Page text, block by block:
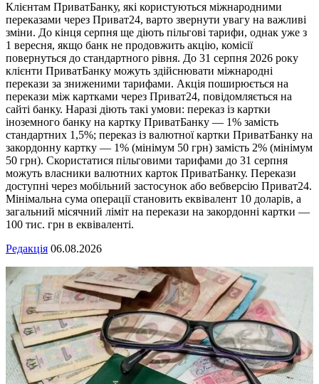
Клієнтам ПриватБанку, які користуються міжнародними
переказами через Приват24, варто звернути увагу на важливі
зміни. До кінця серпня ще діють пільгові тарифи, однак уже з
1 вересня, якщо банк не продовжить акцію, комісії
повернуться до стандартного рівня. До 31 серпня 2026 року
клієнти ПриватБанку можуть здійснювати міжнародні
перекази за зниженими тарифами. Акція поширюється на
перекази між картками через Приват24, повідомляється на
сайті банку. Наразі діють такі умови: переказ із картки
іноземного банку на картку ПриватБанку — 1% замість
стандартних 1,5%; переказ із валютної картки ПриватБанку на
закордонну картку — 1% (мінімум 50 грн) замість 2% (мінімум
50 грн). Скористатися пільговими тарифами до 31 серпня
можуть власники валютних карток ПриватБанку. Перекази
доступні через мобільний застосунок або вебверсію Приват24.
Мінімальна сума операції становить еквівалент 10 доларів, а
загальний місячний ліміт на перекази на закордонні картки —
100 тис. грн в еквіваленті.
Редакція 06.08.2026